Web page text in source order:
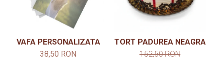
VAFA PERSONALIZATA
38,50 RON
TORT PADUREA NEAGRA
152,50 RON